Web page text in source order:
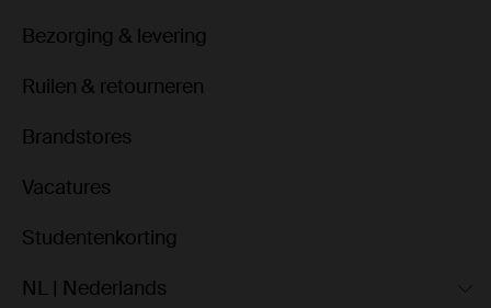
Bezorging & levering
Ruilen & retourneren
Brandstores
Vacatures
Studentenkorting
NL | Nederlands